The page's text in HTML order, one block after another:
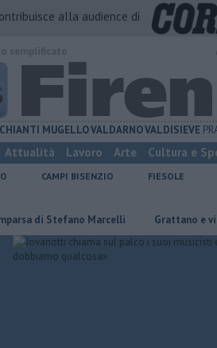
alla audience di
CHIANTI MUGELLOVALDARNOVALDISIEVE
Attualità Lavoro Arte Cultura e
CAMPI BISENZIO FIESOLE
Stefano Marcelli Grattano e vincono